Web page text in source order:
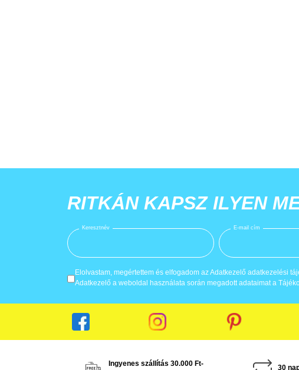
RITKÁN KAPSZ ILYEN
Keresztnév E-mail cím
Elolvastam, megértettem és elfogadom az Adatkezelő adatkezelési
Adatkezelő a weboldal használata során megadott adataimat a
Ingyenes szállítás 30.000 Ft- 30